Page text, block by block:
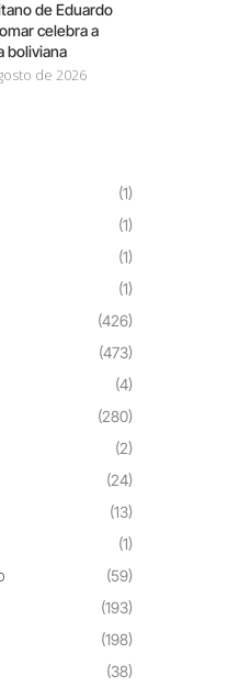
de Eduardo
celebra a
boliviana
de 2026
(1)
(1)
(1)
(1)
(426)
(473)
(4)
(280)
(2)
(24)
(13)
(1)
(59)
(193)
(198)
(38)